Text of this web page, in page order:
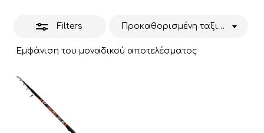
Filters
Εμφάνιση του μοναδικού αποτελέσματος
Προκαθορισμένη ταξινόμηση